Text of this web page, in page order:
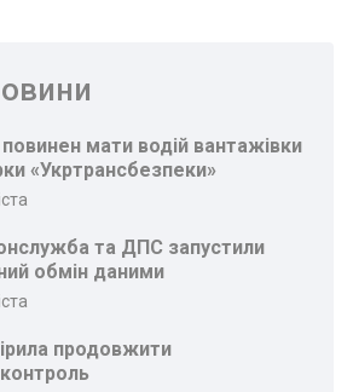
мати водій вантажівки
«Укртрансбезпеки»
та ДПС запустили
обмін даними
продовжити